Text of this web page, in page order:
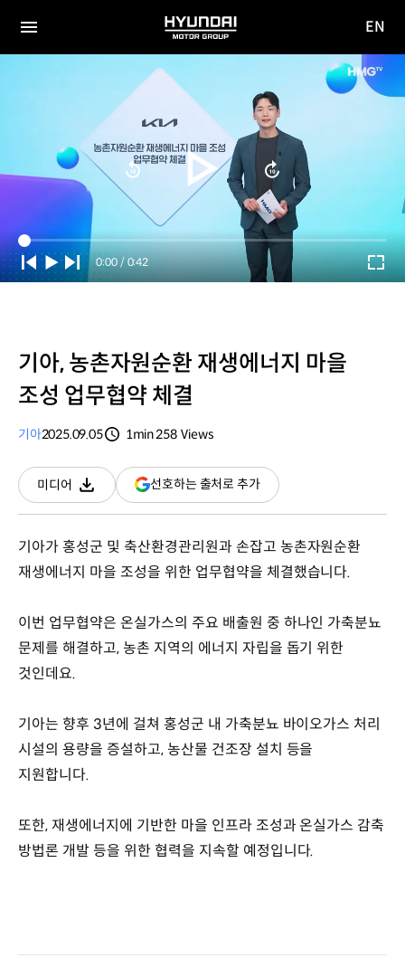
전체
HYUNDAI
MOTOR
GROUP
사이
이동
EN
Current
Time
0:00 / Duration
0:42
기아, 농촌자원순환 재생에너지 마을
조성 업무협약 체결
기아2025.09.05
1min258 Views
미디어
다운로드
선호하는 출처로 추가(새
창
기아가 홍성군 및 축산환경관리원과 손잡고 농촌자원순환
재생에너지 마을 조성을 위한 업무협약을 체결했습니다.
이번 업무협약은 온실가스의 주요 배출원 중 하나인 가축분뇨
문제를 해결하고, 농촌 지역의 에너지 자립을 돕기 위한
것인데요.
기아는 향후 3년에 걸쳐 홍성군 내 가축분뇨 바이오가스 처리
시설의 용량을 증설하고, 농산물 건조장 설치 등을
지원합니다.
또한, 재생에너지에 기반한 마을 인프라 조성과 온실가스 감축
방법론 개발 등을 위한 협력을 지속할 예정입니다.